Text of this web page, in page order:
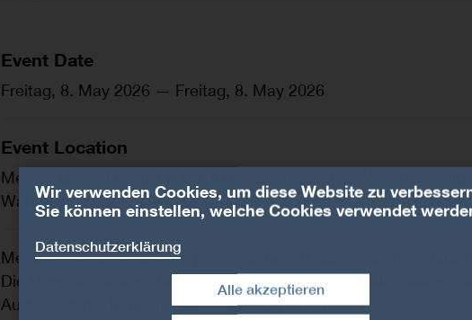
Event Date
Freitag, 8. May 2026 — Freitag, 8. May 2026
Event Location
Meinolf Gockel GmbH & Co. KG, Industriegebiet West/Lütkefeld,
Warburg
Meinolf Gockel ist der Ansprechpartner für alles, was mit Stahl
Die Hausmesse am Standort in Warburg ist die ideale
Austausch mit Industrieführern und Experten.
Wir verwenden Cookies, um diese Website zu
Sie können einstellen, welche Cookies verwendet
Datenschutzerklärung
Alle akzeptieren